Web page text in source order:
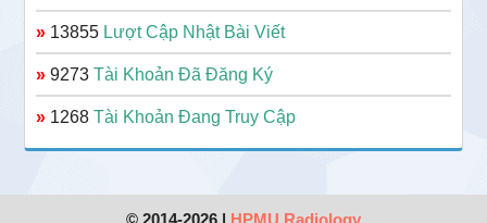
» 13855 Lượt Cập Nhật Bài Viết
» 9273Tài Khoản Đã Đăng Ký
» 1268Tài Khoản Đang Truy Cập
© 2014-2026 | HPMU Radiology